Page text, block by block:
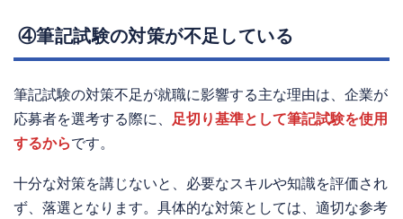
④筆記試験の対策が不足している
筆記試験の対策不足が就職に影響する主な理由は、企業が
応募者を選考する際に、
足切り基準として筆記試験を使用
するからです。
十分な対策を講じないと、必要なスキルや知識を評価され
ず、落選となります。具体的な対策としては、適切な参考